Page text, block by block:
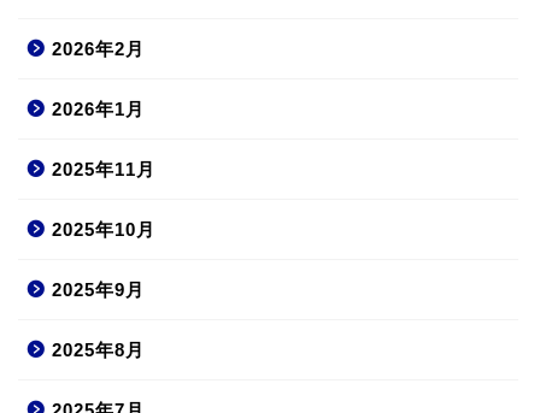
2026年2月
2026年1月
2025年11月
2025年10月
2025年9月
2025年8月